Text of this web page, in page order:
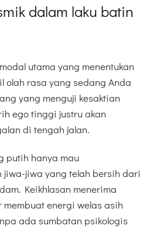
dalam laku batin
utama yang menentukan
olah rasa yang sedang Anda
yang menguji kesaktian
ego tinggi justru akan
di tengah jalan.
putih hanya mau
jiwa yang telah bersih dari
Keikhlasan menerima
energi welas asih
ada sumbatan psikologis